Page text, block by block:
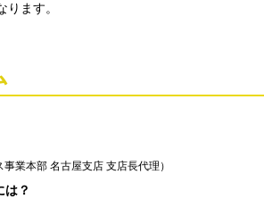
ます。
事業本部 名古屋支店 支店長代理）
は？